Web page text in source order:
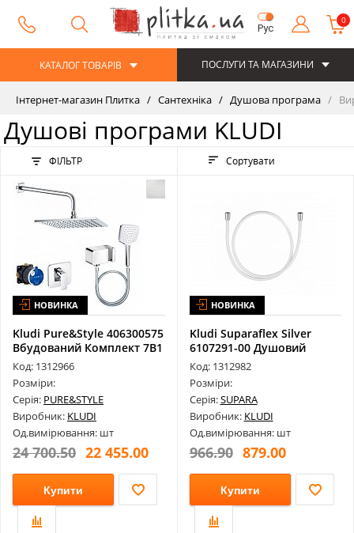
Рус
0
КАТАЛОГ ТОВАРІВ ПОСЛУГИ ТА МАГАЗИНИ
Інтернет-магазин Плитка Сантехніка Душова програма
Душові програми KLUDI
ФІЛЬТР Сортувати
НОВИНКА
Kludi Pure&Style 406300575
Вбудований Комплект 7В1
Код: 1312966
Розміри:
Серія: PURE&STYLE
Виробник: KLUDI
Од.вимірювання: шт
24 700.50 22 455.00
Купити
НОВИНКА
Kludi Suparaflex Silver
6107291-00 Душовий
Шланг У П...
Код: 1312982
Розміри:
Серія:SUPARA
Виробник: KLUDI
Од.вимірювання: шт
966.90 879.00
Купити